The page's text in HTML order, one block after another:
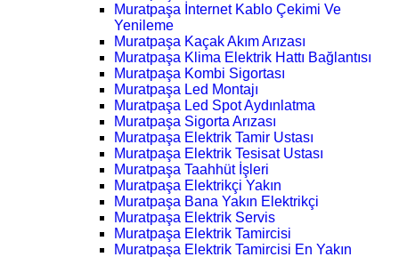
Muratpaşa İnternet Kablo Çekimi Ve
Yenileme
Muratpaşa Kaçak Akım Arızası
Muratpaşa Klima Elektrik Hattı Bağlantısı
Muratpaşa Kombi Sigortası
Muratpaşa Led Montajı
Muratpaşa Led Spot Aydınlatma
Muratpaşa Sigorta Arızası
Muratpaşa Elektrik Tamir Ustası
Muratpaşa Elektrik Tesisat Ustası
Muratpaşa Taahhüt İşleri
Muratpaşa Elektrikçi Yakın
Muratpaşa Bana Yakın Elektrikçi
Muratpaşa Elektrik Servis
Muratpaşa Elektrik Tamircisi
Muratpaşa Elektrik Tamircisi En Yakın